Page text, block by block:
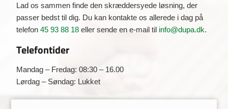
Lad os sammen finde den skræddersyede løsning, der
passer bedst til dig. Du kan kontakte os allerede i dag på
telefon45 93 88 18 eller sende en e-mail til info@dupa.dk.
Telefontider
Mandag – Fredag: 08:30 – 16.00
Lørdag – Søndag: Lukket